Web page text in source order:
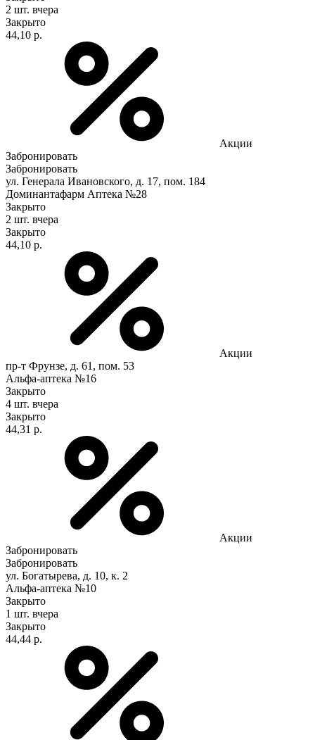
2 шт. вчера
Закрыто
44,10 р.
Акции
Забронировать
Забронировать
ул. Генерала Ивановского, д. 17, пом. 184
Доминантафарм Аптека №28
Закрыто
2 шт. вчера
Закрыто
44,10 р.
Акции
пр-т Фрунзе, д. 61, пом. 53
Альфа-аптека №16
Закрыто
4 шт. вчера
Закрыто
44,31 р.
Акции
Забронировать
Забронировать
ул. Богатырева, д. 10, к. 2
Альфа-аптека №10
Закрыто
1 шт. вчера
Закрыто
44,44 р.